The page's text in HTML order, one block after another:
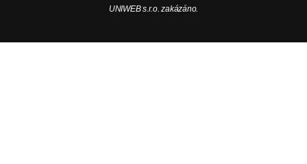
UNIWEB s.r.o. zakázáno.